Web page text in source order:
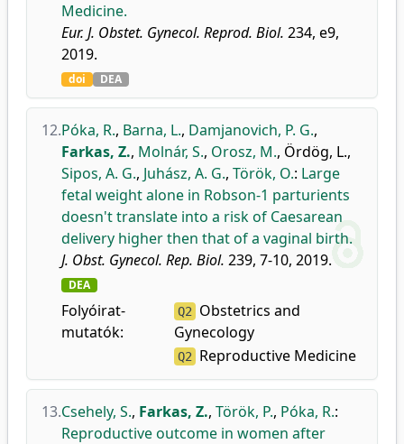
Medicine.
Eur. J. Obstet. Gynecol. Reprod. Biol. 234, e9,
2019.
doi DEA
12.Póka, R., Barna, L., Damjanovich, P. G.,
Farkas, Z., Molnár, S., Orosz, M., Ördög, L.,
Sipos, A. G., Juhász, A. G., Török, O.: Large
fetal weight alone in Robson-1 parturients
doesn't translate into a risk of Caesarean
delivery higher then that of a vaginal birth.
J. Obst. Gynecol. Rep. Biol. 239, 7-10, 2019.
DEA
Folyóirat-
mutatók:
Q2
Obstetrics and
Gynecology
Q2 Reproductive Medicine
13.Csehely, S., Farkas, Z., Török, P., Póka, R.:
Reproductive outcome in women after